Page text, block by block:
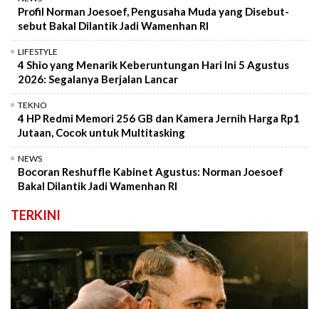
Profil Norman Joesoef, Pengusaha Muda yang Disebut-
sebut Bakal Dilantik Jadi Wamenhan RI
LIFESTYLE
4 Shio yang Menarik Keberuntungan Hari Ini 5 Agustus
2026: Segalanya Berjalan Lancar
TEKNO
4 HP Redmi Memori 256 GB dan Kamera Jernih Harga Rp1
Jutaan, Cocok untuk Multitasking
NEWS
Bocoran Reshuffle Kabinet Agustus: Norman Joesoef
Bakal Dilantik Jadi Wamenhan RI
TERKINI